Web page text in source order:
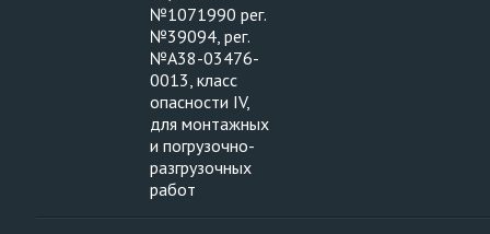
№1071990 рег.
№39094, рег.
№А38-03476-
0013, класс
опасности IV,
для монтажных
и погрузочно-
разгрузочных
работ